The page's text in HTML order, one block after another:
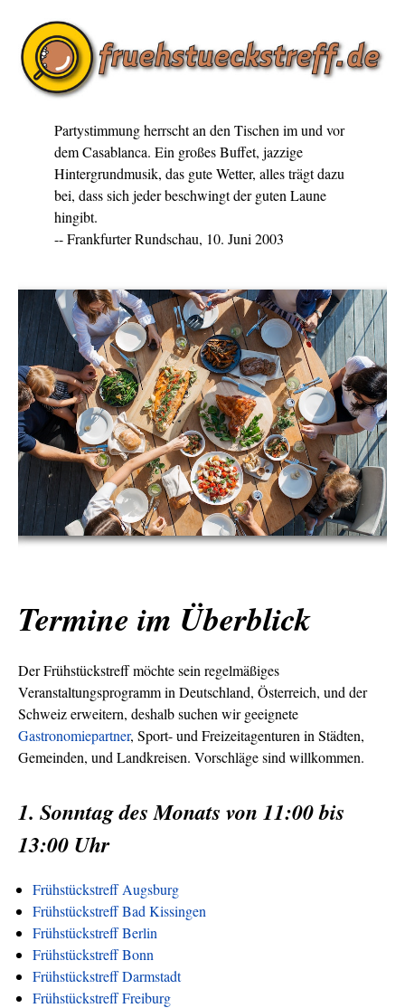
Partystimmung herrscht an den Tischen im und vor
dem Casablanca. Ein großes Buffet, jazzige
Hintergrundmusik, das gute Wetter, alles trägt dazu
bei, dass sich jeder beschwingt der guten Laune
hingibt.
-- Frankfurter Rundschau, 10. Juni 2003
Termine im Überblick
Der Frühstückstreff möchte sein regelmäßiges
Veranstaltungsprogramm in Deutschland, Österreich, und der
Schweiz erweitern, deshalb suchen wir geeignete
Gastronomiepartner, Sport- und Freizeitagenturen in Städten,
Gemeinden, und Landkreisen. Vorschläge sind willkommen.
1. Sonntag des Monats von 11:00 bis
13:00 Uhr
Frühstückstreff Augsburg
Frühstückstreff Bad Kissingen
Frühstückstreff Berlin
Frühstückstreff Bonn
Frühstückstreff Darmstadt
Frühstückstreff Freiburg